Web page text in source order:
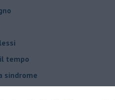
tempo
sindrome